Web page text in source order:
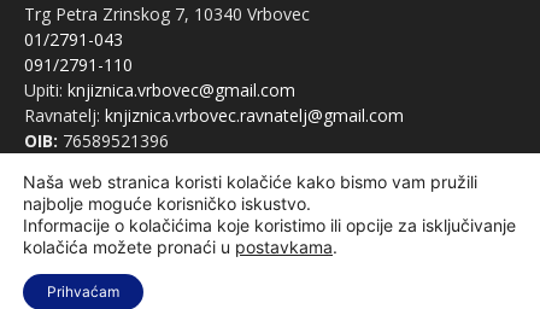
Trg Petra Zrinskog 7, 10340 Vrbovec
01/2791-043
091/2791-110
Upiti: knjiznica.vrbovec@gmail.com
Ravnatelj: knjiznica.vrbovec.ravnatelj@gmail.com
OIB: 76589521396
© Narodna knjižnica Vrbovec 2020 | Sva prava pridržana | Designed
Naša web stranica koristi kolačiće kako bismo vam pružili
najbolje moguće korisničko iskustvo.
Informacije o kolačićima koje koristimo ili opcije za isključivanje
kolačića možete pronaći u postavkama.
Prihvaćam